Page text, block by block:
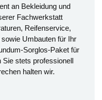
an Bekleidung und
Fachwerkstatt
Reifenservice,
Umbauten für Ihr
Sorglos-Paket für
Sie stets professionell
halten wir.